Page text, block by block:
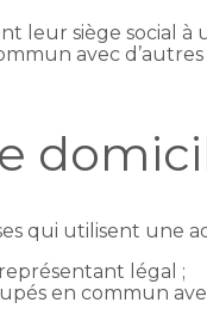
leur siège social
avec
qui utilisent une
légal ;
en commun